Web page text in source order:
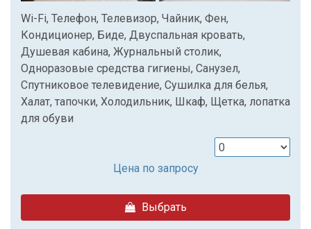
Wi-Fi, Телефон, Телевизор, Чайник, Фен,
Кондиционер, Биде, Двуспальная кровать,
Душевая кабина, Журнальный столик,
Одноразовые средства гигиены, Санузел,
Спутниковое телевидение, Сушилка для белья,
Халат, тапочки, Холодильник, Шкаф, Щетка, лопатка
для обуви
Цена по запросу
Выбрать